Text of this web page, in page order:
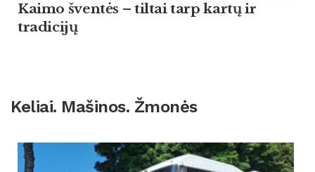
Kaimo šventės – tiltai tarp kartų ir
tradicijų
Keliai. Mašinos. Žmonės